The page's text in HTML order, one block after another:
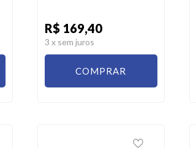
R$ 169,40
3 x sem juros
COMPRAR